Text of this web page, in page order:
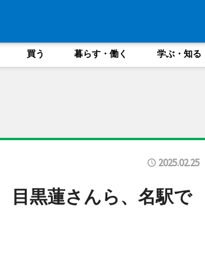
買う 暮らす・働く 学ぶ・知る
2025.02.25
目黒蓮さんら、名駅で